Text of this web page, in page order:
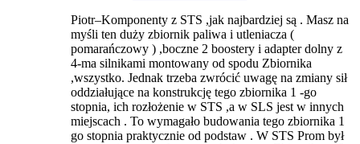
Piotr–Komponenty z STS ,jak najbardziej są . Masz na
myśli ten duży zbiornik paliwa i utleniacza (
pomarańczowy ) ,boczne 2 boostery i adapter dolny z
4-ma silnikami montowany od spodu Zbiornika
,wszystko. Jednak trzeba zwrócić uwagę na zmiany sił
oddziałujące na konstrukcję tego zbiornika 1 -go
stopnia, ich rozłożenie w STS ,a w SLS jest w innych
miejscach . To wymagało budowania tego zbiornika 1
go stopnia praktycznie od podstaw . W STS Prom był